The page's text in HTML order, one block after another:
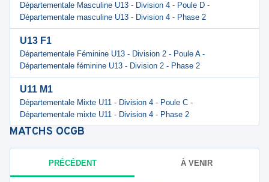
Départementale Masculine U13 - Division 4 - Poule D -
Départementale masculine U13 - Division 4 - Phase 2
U13 F1
Départementale Féminine U13 - Division 2 - Poule A -
Départementale féminine U13 - Division 2 - Phase 2
U11 M1
Départementale Mixte U11 - Division 4 - Poule C -
Départementale mixte U11 - Division 4 - Phase 2
MATCHS OCGB
PRÉCÉDENT À VENIR